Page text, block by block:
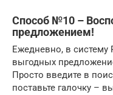
Способ №10 –
предложением!
Ежедневно, в систему
выгодных
Просто введите в
поставьте галочку –